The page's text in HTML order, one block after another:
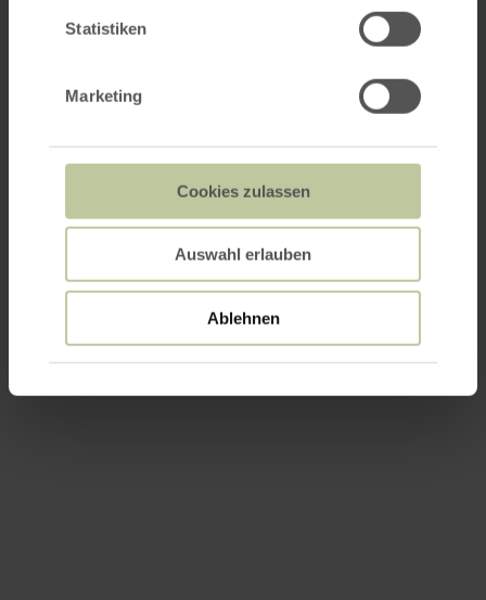
Statistiken
Marketing
Cookies zulassen
Auswahl erlauben
Ablehnen